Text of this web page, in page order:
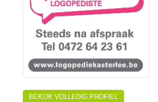
BEKIJK VOLLEDIG PROFIEL